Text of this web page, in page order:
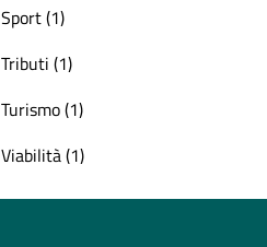
Sport (1)
Tributi (1)
Turismo (1)
Viabilità (1)